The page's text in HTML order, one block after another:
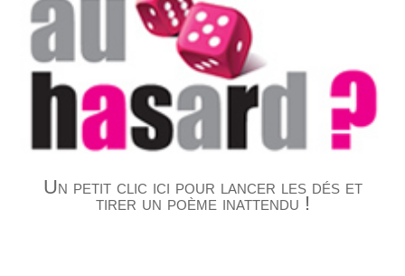
Un petit clic ici pour lancer les dés et
tirer un poème inattendu !